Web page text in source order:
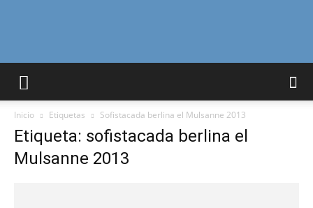
Curiosidades
Inicio Etiquetas Sofistacada berlina el Mulsanne 2013
Etiqueta: sofistacada berlina el
Mulsanne 2013